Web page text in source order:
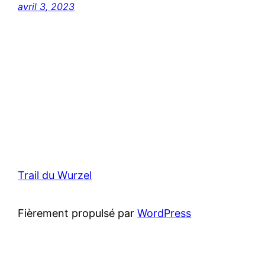
avril 3, 2023
Trail du Wurzel
Fièrement propulsé parWordPress